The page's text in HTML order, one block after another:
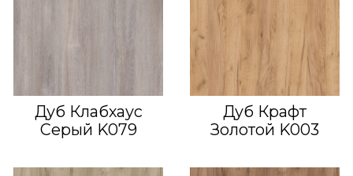
Дуб Клабхаус
Серый K079
Дуб Крафт
Золотой K003